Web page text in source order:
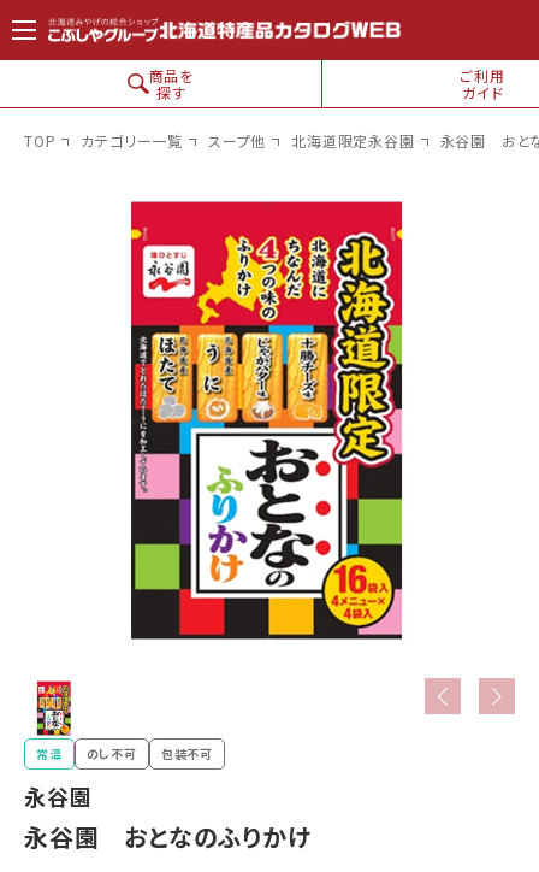
コンテン
ツに進
商品を
探す
ご利用
ガイド
TOP カテゴリー一覧 スープ他 北海道限定永谷園 永谷園 おと
常温 のし不可 包装不可
永谷園
永谷園 おとなのふりかけ